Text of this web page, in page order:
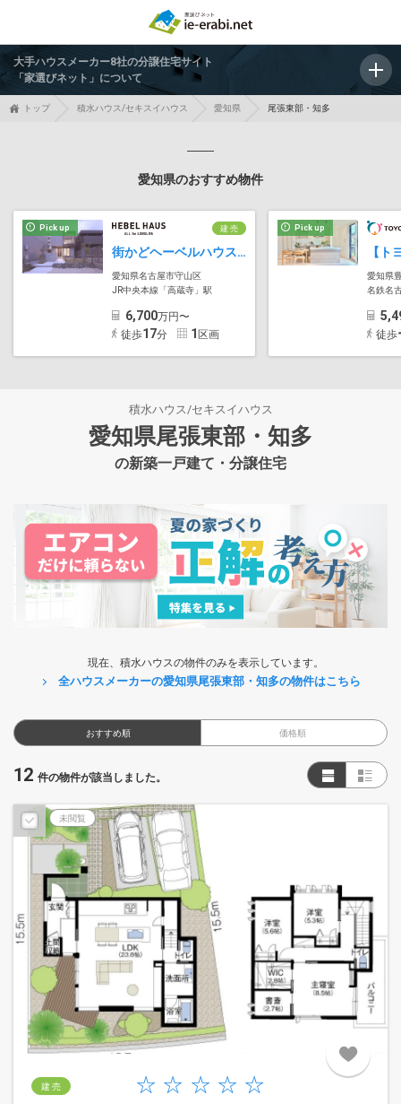
大手ハウスメーカー8社の分譲住宅サイト
「家選びネット」について
トップ 積水ハウス/セキスイハウス 愛知県 尾張東部・知多
愛知県のおすすめ物件
Pick up 建 売
街かどヘーベルハウス 守山区上志段味
愛知県名古屋市守山区
JR中央本線「高蔵寺」駅
6,700万円〜
徒歩17分 1 区画
Pick up
愛知県
名鉄名
徒歩
積水ハウス/セキスイハウス
愛知県尾張東部・知多
の新築一戸建て・分譲住宅
現在、積水ハウスの物件のみを表示しています。
全ハウスメーカーの愛知県尾張東部・知多の物件はこちら
おすすめ順 価格順
12 件の物件が該当しました。
未閲覧
建 売